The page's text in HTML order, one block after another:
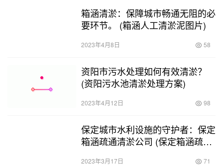
箱涵清淤：保障城市畅通无阻的必
要环节。 (箱涵人工清淤泥图片)
2023年4月8日 58
资阳市污水处理如何有效清淤？
(资阳污水池清淤处理方案)
2023年4月12日 98
保定城市水利设施的守护者：保定
箱涵疏通清淤公司 (保定箱涵疏通
2023年3月17日 71